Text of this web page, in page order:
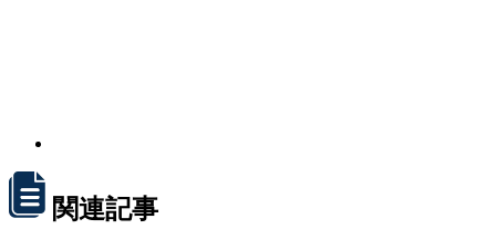
関連記事